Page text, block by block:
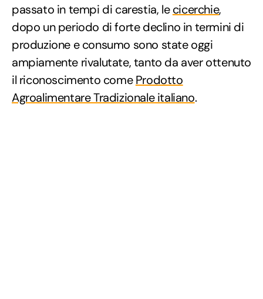
passato in tempi di carestia, lecicerchie,
dopo un periodo di forte declino in termini di
produzione e consumo sono state oggi
ampiamente rivalutate, tanto da aver ottenuto
il riconoscimento comeProdotto
Agroalimentare Tradizionale italiano.